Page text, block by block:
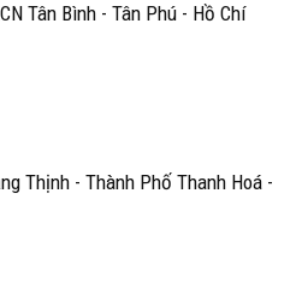
Tân Bình - Tân Phú - Hồ Chí
Thịnh - Thành Phố Thanh Hoá -